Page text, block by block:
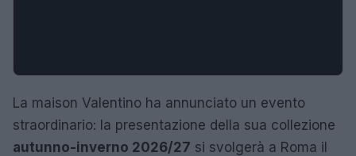
La maison Valentino ha annunciato un evento
straordinario: la presentazione della sua collezione
autunno-inverno 2026/27 si svolgerà a Roma il